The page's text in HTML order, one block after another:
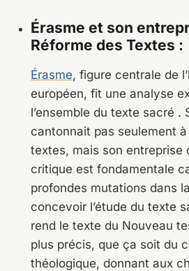
Érasme et son
Réforme des Textes :
Érasme, figure centrale de
européen, fit une analyse
l’ensemble du texte sacré .
cantonnait pas seulement
textes, mais son entreprise
critique est fondamentale
profondes mutations dans
concevoir l’étude du texte
rend le texte du Nouveau
plus précis, que ça soit du
théologique, donnant aux